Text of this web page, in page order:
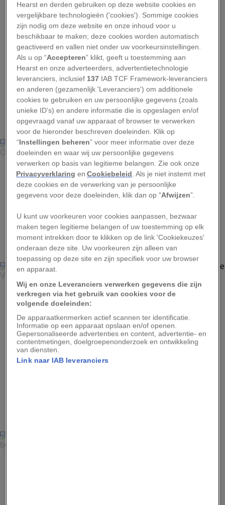
1
KENNAN HARVEY, AURORA
Een skigids die door een helikopter is afgezet, staat op de
Osprey Spire in de Canadese Purcell Mountains.
2
DICK DURRANCE, NATIONAL GEOGRAPHIC
In het skigebied Bugaboos in British Columbia dalen
skiërs de Vowel Glacier af.
Advertentie - Lees hieronder verder
SCOTT MARKEWITZ, AURORA
Hearst en derden gebruiken op deze website cookies en
vergelijkbare technologieën ('cookies'). Sommige cookies
zijn nodig om deze website en onze inhoud voor u
beschikbaar te maken; deze cookies worden automatisch
geactiveerd en vallen niet onder uw voorkeursinstellingen.
Als u op “Accepteren” klikt, geeft u toestemming aan
Hearst en onze adverteerders, advertentietechnologie
leveranciers, inclusief 137 IAB TCF Framework-leveranciers
en anderen (gezamenlijk 'Leveranciers') om additionele
cookies te gebruiken en uw persoonlijke gegevens (zoals
unieke ID’s) en andere informatie die is opgeslagen en/of
opgevraagd vanaf uw apparaat of browser te verwerken
voor de hieronder beschreven doeleinden. Klik op
“Instellingen beheren” voor meer informatie over deze
doeleinden en waar wij uw persoonlijke gegevens
verwerken op basis van legitieme belangen. Zie ook onze
Privacyverklaring enCookiebeleid . Als je niet instemt met
deze cookies en de verwerking van je persoonlijke
gegevens voor deze doeleinden, klik dan op "Afwijzen”.
U kunt uw voorkeuren voor cookies aanpassen, bezwaar
maken tegen legitieme belangen of uw toestemming op elk
moment intrekken door te klikken op de link 'Cookiekeuzes'
onderaan deze site. Uw voorkeuren zijn alleen van
toepassing op deze site en zijn specifiek voor uw browser
en apparaat.
Wij en onze Leveranciers verwerken gegevens die zijn
verkregen via het gebruik van cookies voor de
volgende doeleinden:
De apparaatkenmerken actief scannen ter identificatie.
Informatie op een apparaat opslaan en/of openen.
Gepersonaliseerde advertenties en content, advertentie- en
contentmetingen, doelgroepenonderzoek en ontwikkeling
van diensten.
Link naar IAB leveranciers